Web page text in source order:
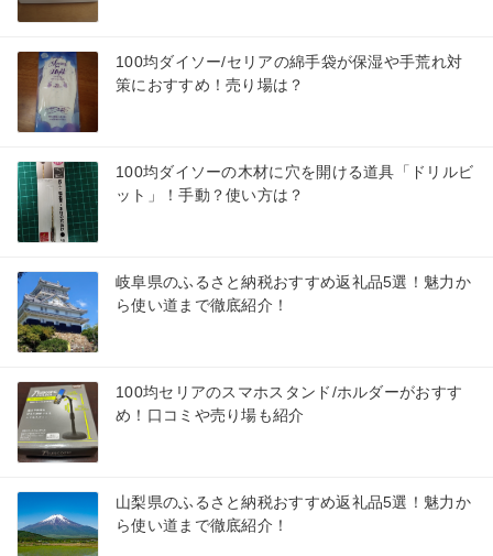
100均ダイソー/セリアの綿手袋が保湿や手荒れ対
策におすすめ！売り場は？
100均ダイソーの木材に穴を開ける道具「ドリルビ
ット」！手動？使い方は？
岐阜県のふるさと納税おすすめ返礼品5選！魅力か
ら使い道まで徹底紹介！
100均セリアのスマホスタンド/ホルダーがおすす
め！口コミや売り場も紹介
山梨県のふるさと納税おすすめ返礼品5選！魅力か
ら使い道まで徹底紹介！